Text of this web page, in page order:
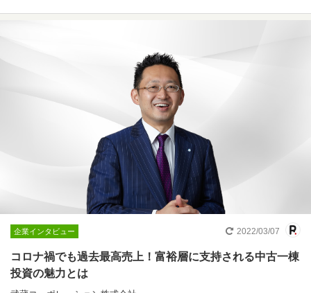
企業インタビュー 2022/03/07
コロナ禍でも過去最高売上！富裕層に支持される中古一棟
投資の魅力とは